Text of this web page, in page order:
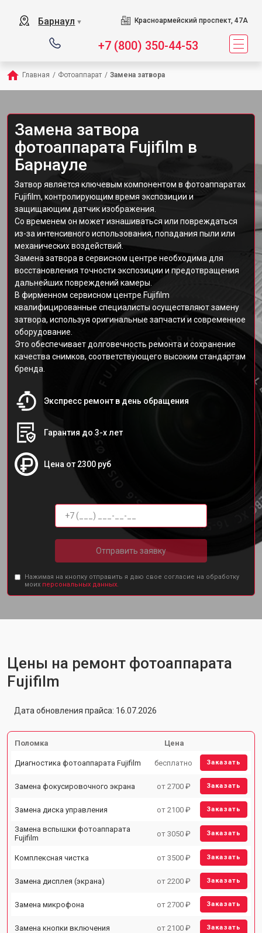
Барнаул ▼ Красноармейский проспект, 47А
+7 (800) 350-44-53
Главная / Фотоаппарат / Замена затвора
Замена затвора
фотоаппарата Fujifilm в
Барнауле
Затвор является ключевым компонентом в фотоаппаратах
Fujifilm, контролирующим время экспозиции и
защищающим датчик изображения.
Со временем он может изнашиваться или повреждаться
из-за интенсивного использования, попадания пыли или
механических воздействий.
Замена затвора в сервисном центре необходима для
восстановления точности экспозиции и предотвращения
дальнейших повреждений камеры.
В фирменном сервисном центре Fujifilm
квалифицированные специалисты осуществляют замену
затвора, используя оригинальные запчасти и современное
оборудование.
Это обеспечивает долговечность ремонта и сохранение
качества снимков, соответствующего высоким стандартам
бренда.
Экспресс ремонт в день обращения
Гарантия до 3-х лет
Цена от 2300 руб
Отправить заявку
Нажимая на кнопку отправить я даю свое согласие на обработку
моих персональных данных.
Цены на ремонт фотоаппарата
Fujifilm
Дата обновления прайса: 16.07.2026
Поломка Цена
Диагностика фотоаппарата Fujifilm бесплатно Заказать
Замена фокусировочного экрана от 2700 ₽ Заказать
Замена диска управления от 2100 ₽ Заказать
Замена вспышки фотоаппарата
Fujifilm
от 3050 ₽ Заказать
Комплексная чистка от 3500 ₽ Заказать
Замена дисплея (экрана) от 2200 ₽ Заказать
Замена микрофона от 2700 ₽ Заказать
Замена кнопки включения от 2100 ₽ Заказать